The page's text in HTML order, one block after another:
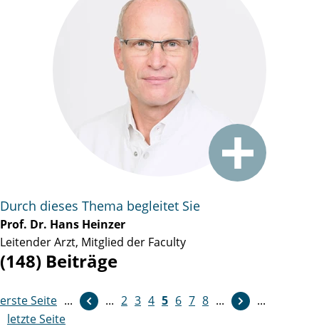
Durch dieses Thema begleitet Sie
Prof. Dr. Hans Heinzer
Leitender Arzt, Mitglied der Faculty
(148) Beiträge
erste Seite ... ... 2 3 4 5 6 7 8 ...
weiter
...
letzte Seite